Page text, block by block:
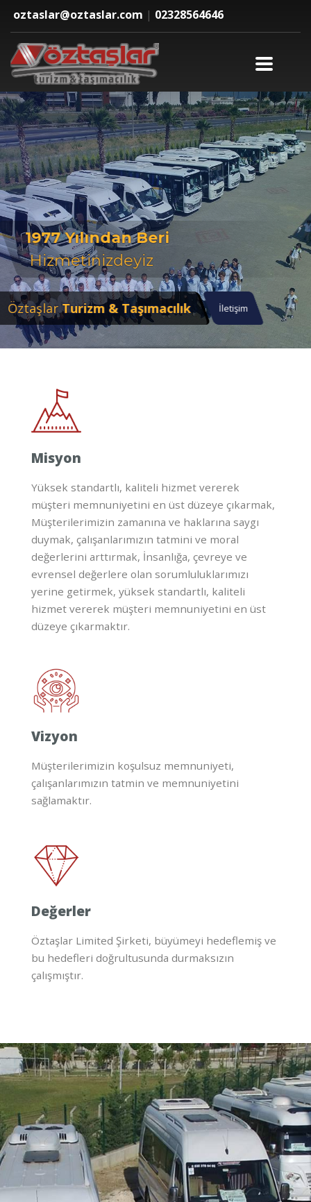
oztaslar@oztaslar.com | 02328564646
ÖztaşlarPersonel Taşımacılığı İletişim
Misyon
Yüksek standartlı, kaliteli hizmet vererek
müşteri memnuniyetini en üst düzeye çıkarmak,
Müşterilerimizin zamanına ve haklarına saygı
duymak, çalışanlarımızın tatmini ve moral
değerlerini arttırmak, İnsanlığa, çevreye ve
evrensel değerlere olan sorumluluklarımızı
yerine getirmek, yüksek standartlı, kaliteli
hizmet vererek müşteri memnuniyetini en üst
düzeye çıkarmaktır.
Vizyon
Müşterilerimizin koşulsuz memnuniyeti,
çalışanlarımızın tatmin ve memnuniyetini
sağlamaktır.
Değerler
Öztaşlar Limited Şirketi, büyümeyi hedeflemiş ve
bu hedefleri doğrultusunda durmaksızın
çalışmıştır.